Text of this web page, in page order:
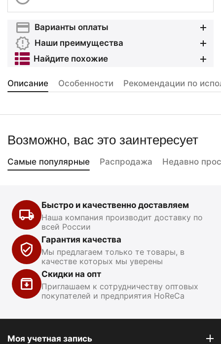
Варианты оплаты
Наши преимущества
Найдите похожие
Описание Особенности Рекомендации по
Возможно, вас это заинтересует
Самые популярные Распродажа Недавно
Быстро и качественно доставляем
Наша компания производит доставку по
всей России
Гарантия качества
Мы предлагаем только те товары, в
качестве которых мы уверены
Скидки на опт
Приглашаем к сотрудничеству оптовых
покупателей и предприятия HoReCa
Моя учетная запись